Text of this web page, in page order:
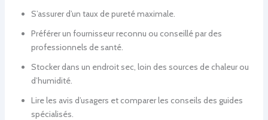
S’assurer d’un taux de pureté maximale.
Préférer un fournisseur reconnu ou conseillé par des
professionnels de santé.
Stocker dans un endroit sec, loin des sources de chaleur ou
d’humidité.
Lire les avis d’usagers et comparer les conseils des guides
spécialisés.